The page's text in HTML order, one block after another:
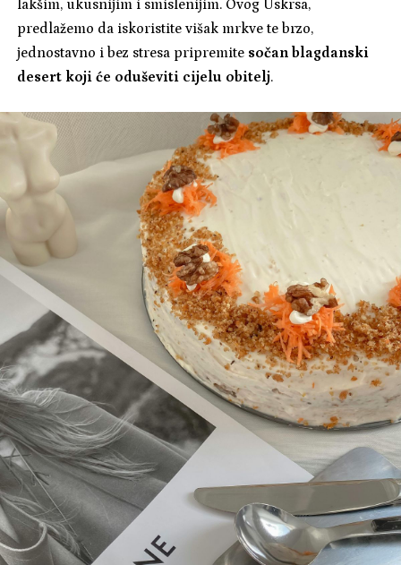
lakšim, ukusnijim i smislenijim. Ovog Uskrsa,
predlažemo da iskoristite višak mrkve te brzo,
jednostavno i bez stresa pripremite sočan blagdanski
desert koji će oduševiti cijelu obitelj.